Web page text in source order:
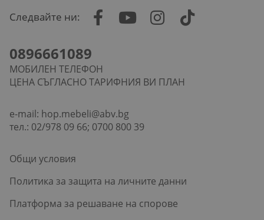
Следвайте ни:
0896661089
МОБИЛЕН ТЕЛЕФОН
ЦЕНА СЪГЛАСНО ТАРИФНИЯ ВИ ПЛАН
e-mail: hop.mebeli@abv.bg
тел.: 02/978 09 66; 0700 800 39
Общи условия
Политика за защита на личните данни
Платформа за решаване на спорове